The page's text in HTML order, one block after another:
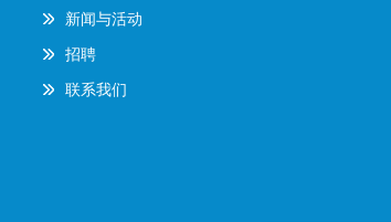
新闻与活动
招聘
联系我们